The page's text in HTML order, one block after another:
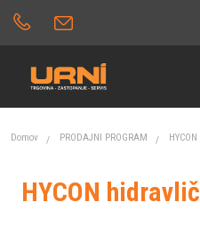
Domov PRODAJNI PROGRAM HYCON
HYCON